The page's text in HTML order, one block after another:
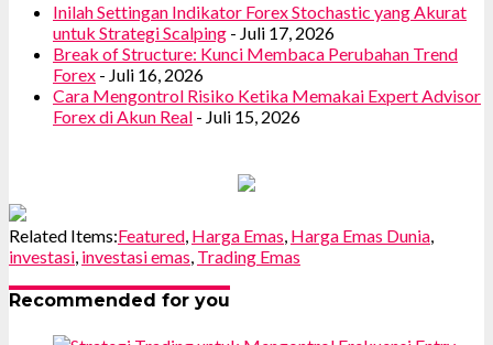
Inilah Settingan Indikator Forex Stochastic yang Akurat
untuk Strategi Scalping - Juli 17, 2026
Break of Structure: Kunci Membaca Perubahan Trend
Forex - Juli 16, 2026
Cara Mengontrol Risiko Ketika Memakai Expert Advisor
Forex di Akun Real - Juli 15, 2026
Related Items:Featured, Harga Emas, Harga Emas Dunia,
investasi, investasi emas, Trading Emas
Recommended for you